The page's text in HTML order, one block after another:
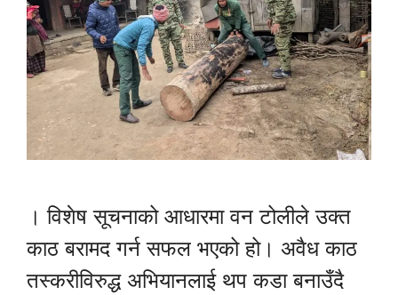
। विशेष सूचनाको आधारमा वन टोलीले उक्त
काठ बरामद गर्न सफल भएको हो। अवैध काठ
तस्करीविरुद्ध अभियानलाई थप कडा बनाउँदै